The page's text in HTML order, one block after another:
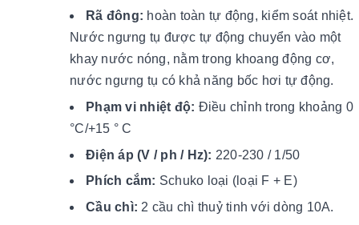
Rã đông: hoàn toàn tự động, kiểm soát nhiệt.
Nước ngưng tụ được tự động chuyển vào một
khay nước nóng, nằm trong khoang động cơ,
nước ngưng tụ có khả năng bốc hơi tự động.
Phạm vi nhiệt độ: Điều chỉnh trong khoảng 0
°C/+15 ° C
Điện áp (V / ph / Hz): 220-230 / 1/50
Phích cắm: Schuko loại (loại F + E)
Cầu chì: 2 cầu chì thuỷ tinh với dòng 10A.